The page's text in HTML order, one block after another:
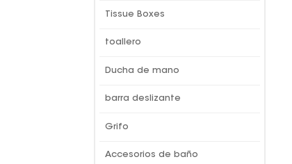
Tissue Boxes
toallero
Ducha de mano
barra deslizante
Grifo
Accesorios de baño